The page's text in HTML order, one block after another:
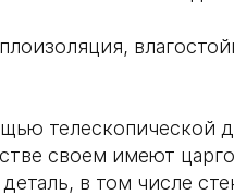
телескопической
своем имеют
в том числе